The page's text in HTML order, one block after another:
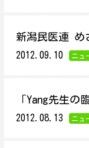
新潟民医連 め
2012.09.10 ニュ
「Yang先生の
2012.08.13 ニュ